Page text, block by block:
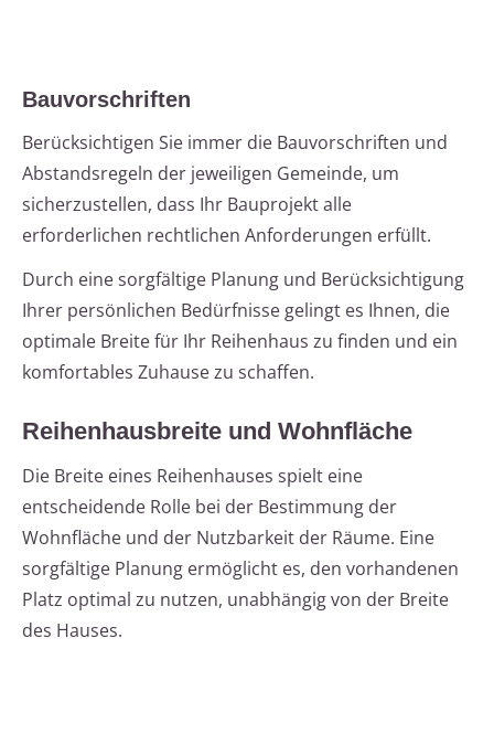
Bauvorschriften
Berücksichtigen Sie immer die Bauvorschriften und
Abstandsregeln der jeweiligen Gemeinde, um
sicherzustellen, dass Ihr Bauprojekt alle
erforderlichen rechtlichen Anforderungen erfüllt.
Durch eine sorgfältige Planung und Berücksichtigung
Ihrer persönlichen Bedürfnisse gelingt es Ihnen, die
optimale Breite für Ihr Reihenhaus zu finden und ein
komfortables Zuhause zu schaffen.
Reihenhausbreite und Wohnfläche
Die Breite eines Reihenhauses spielt eine
entscheidende Rolle bei der Bestimmung der
Wohnfläche und der Nutzbarkeit der Räume. Eine
sorgfältige Planung ermöglicht es, den vorhandenen
Platz optimal zu nutzen, unabhängig von der Breite
des Hauses.